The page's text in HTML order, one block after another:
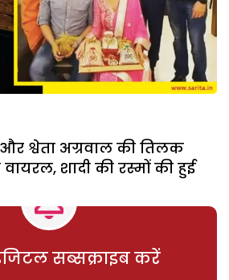
श्वेता अग्रवाल की तिलक
शादी की रस्मों की हुई
सब्सक्राइब करें